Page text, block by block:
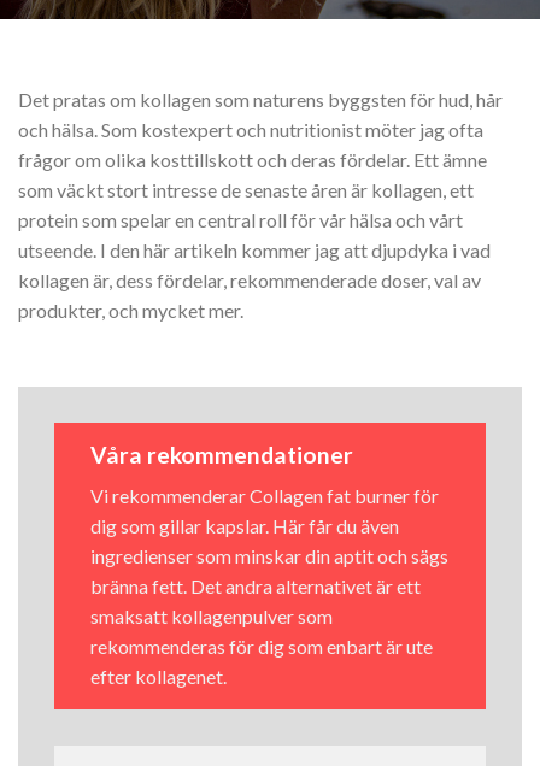
Det pratas om kollagen som naturens byggsten för hud, hår
och hälsa. Som kostexpert och nutritionist möter jag ofta
frågor om olika kosttillskott och deras fördelar. Ett ämne
som väckt stort intresse de senaste åren är kollagen, ett
protein som spelar en central roll för vår hälsa och vårt
utseende. I den här artikeln kommer jag att djupdyka i vad
kollagen är, dess fördelar, rekommenderade doser, val av
produkter, och mycket mer.
Våra rekommendationer
Vi rekommenderar Collagen fat burner för
dig som gillar kapslar. Här får du även
ingredienser som minskar din aptit och sägs
bränna fett. Det andra alternativet är ett
smaksatt kollagenpulver som
rekommenderas för dig som enbart är ute
efter kollagenet.